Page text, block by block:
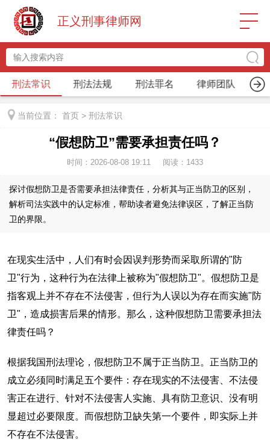
正义刑事律师网
刑法常识 刑法法规 刑法罪名 律师团队
当前位置： 首页 > 刑法常识
“假想防卫”需要承担责任吗？
时间：2026-08-08 19:11 阅读： 1433
探讨假想防卫是否需要承担法律责任，分析其与正当防卫的区别，
解析司法实践中的认定标准，帮助读者避免法律误区，了解正当防
卫的界限。
在现实生活中，人们有时会因误判形势而采取所谓的"防
卫"行为，这种行为在法律上被称为"假想防卫"。假想防卫是
指客观上并不存在不法侵害，但行为人误以为存在而实施"防
卫"，造成损害后果的情形。那么，这种假想防卫需要承担法
律责任吗？
根据我国刑法理论，假想防卫不属于正当防卫。正当防卫的
成立必须同时满足五个要件：存在现实的不法侵害、不法侵
害正在进行、针对不法侵害人实施、具有防卫意识、没有明
显超过必要限度。而假想防卫缺失第一个要件，即实际上并
不存在不法侵害。